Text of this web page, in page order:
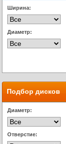
Ширина:
Диаметр:
Подбор дисков
Диаметр:
Отверстие: